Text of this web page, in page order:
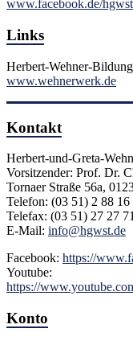
www.facebook.de/hgwst
Links
Herbert-Wehner-
www.wehnerwerk.de
Kontakt
Herbert-und-Greta-
Vorsitzender: Prof. Dr.
Tornaer Straße 56a,
Telefon: (03 51) 2 88 16
Telefax: (03 51) 27 27
E-Mail: info@hgwst.de
Facebook: https://
Youtube:
https://
Konto